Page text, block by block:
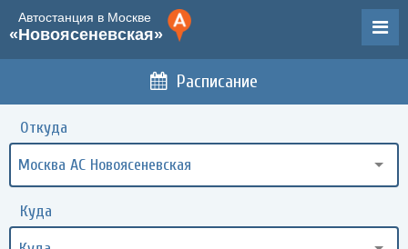
Автостанция в Москве
«Новоясеневская»
Расписание
Откуда
Москва АС Новоясеневская
Куда